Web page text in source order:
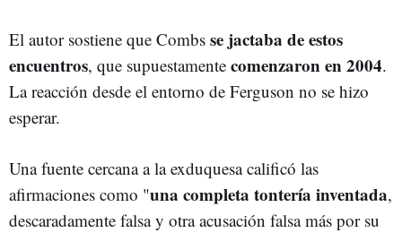
El autor sostiene que Combs se jactaba de estos
encuentros, que supuestamente comenzaron en 2004.
La reacción desde el entorno de Ferguson no se hizo
esperar.
Una fuente cercana a la exduquesa calificó las
afirmaciones como "una completa tontería inventada,
descaradamente falsa y otra acusación falsa más por su